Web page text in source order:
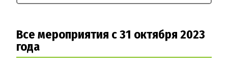
Все мероприятия с 31 октября 2023
года